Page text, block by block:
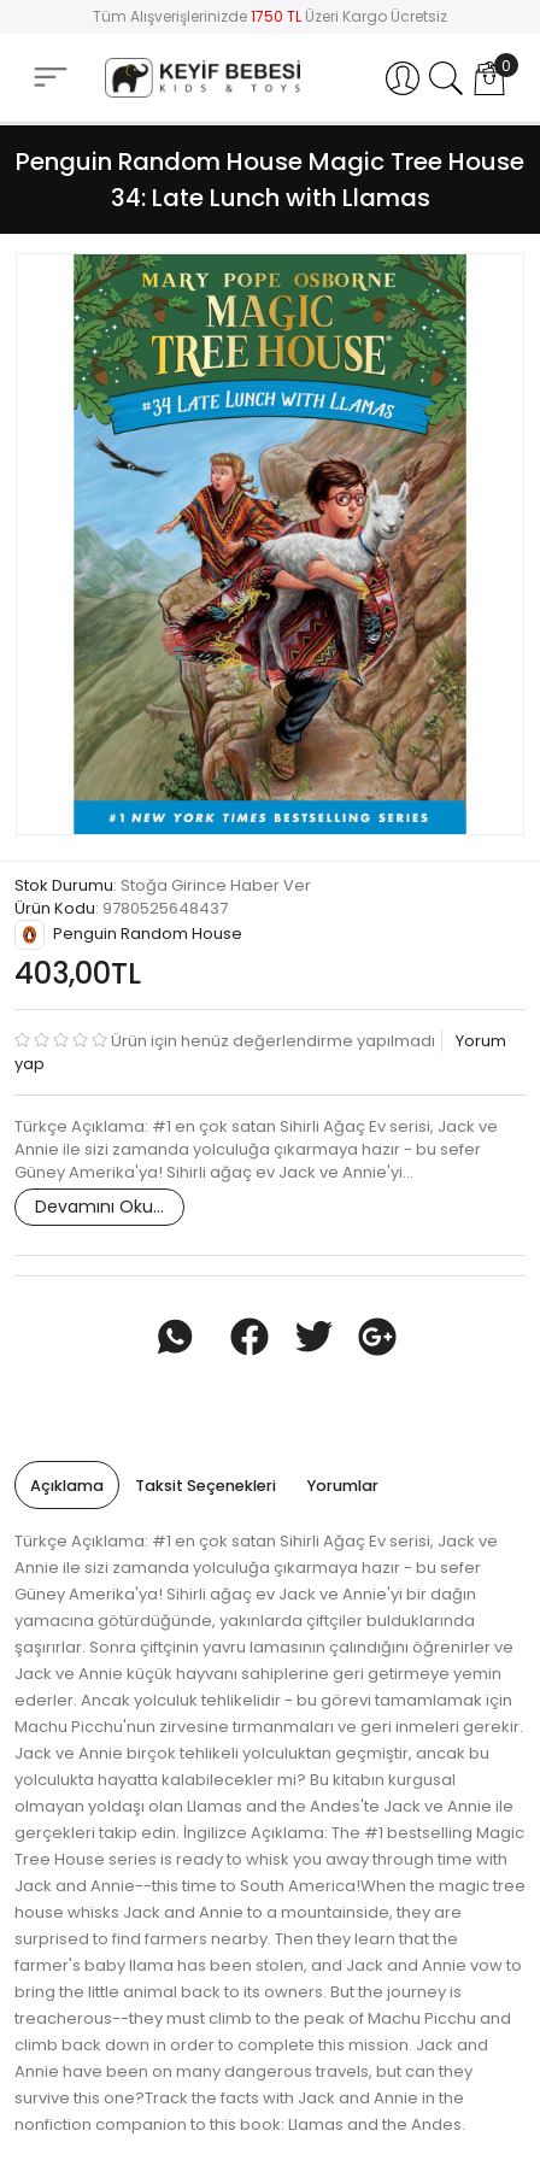
Tüm Alışverişlerinizde1750 TL Üzeri Kargo Ücretsiz
Hesabım 0
Penguin Random House Magic Tree House
34: Late Lunch with Llamas
Stok Durumu: Stoğa Girince Haber Ver
Ürün Kodu: 9780525648437
Penguin Random House
403,00TL
Ürün için henüz değerlendirme yapılmadı
Yorum
yap
Türkçe Açıklama: #1 en çok satan Sihirli Ağaç Ev serisi, Jack ve
Annie ile sizi zamanda yolculuğa çıkarmaya hazır - bu sefer
Güney Amerika'ya! Sihirli ağaç ev Jack ve Annie'yi…
Devamını Oku...
Açıklama Taksit Seçenekleri Yorumlar
Türkçe Açıklama: #1 en çok satan Sihirli Ağaç Ev serisi, Jack ve
Annie ile sizi zamanda yolculuğa çıkarmaya hazır - bu sefer
Güney Amerika'ya! Sihirli ağaç ev Jack ve Annie'yi bir dağın
yamacına götürdüğünde, yakınlarda çiftçiler bulduklarında
şaşırırlar. Sonra çiftçinin yavru lamasının çalındığını öğrenirler ve
Jack ve Annie küçük hayvanı sahiplerine geri getirmeye yemin
ederler. Ancak yolculuk tehlikelidir - bu görevi tamamlamak için
Machu Picchu'nun zirvesine tırmanmaları ve geri inmeleri gerekir.
Jack ve Annie birçok tehlikeli yolculuktan geçmiştir, ancak bu
yolculukta hayatta kalabilecekler mi? Bu kitabın kurgusal
olmayan yoldaşı olan Llamas and the Andes'te Jack ve Annie ile
gerçekleri takip edin. İngilizce Açıklama: The #1 bestselling Magic
Tree House series is ready to whisk you away through time with
Jack and Annie--this time to South America!When the magic tree
house whisks Jack and Annie to a mountainside, they are
surprised to find farmers nearby. Then they learn that the
farmer's baby llama has been stolen, and Jack and Annie vow to
bring the little animal back to its owners. But the journey is
treacherous--they must climb to the peak of Machu Picchu and
climb back down in order to complete this mission. Jack and
Annie have been on many dangerous travels, but can they
survive this one?Track the facts with Jack and Annie in the
nonfiction companion to this book: Llamas and the Andes.